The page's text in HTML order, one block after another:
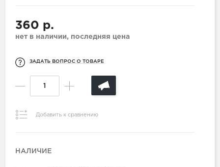
360 р.
нет в наличии, последняя цена
ЗАДАТЬ ВОПРОС О ТОВАРЕ
Добавить к сравнению
НАЛИЧИЕ